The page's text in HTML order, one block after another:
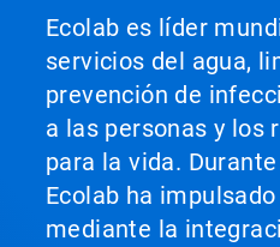
Ecolab es líder
servicios del agua,
prevención de
a las personas y los
para la vida.
Ecolab ha
mediante la